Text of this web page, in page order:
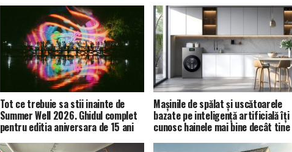
Tot ce trebuie sa stii inainte de
Summer Well 2026. Ghidul complet
pentru editia aniversara de 15 ani
Mașinile de spălat și uscătoarele
bazate pe inteligență artificială îți
cunosc hainele mai bine decât tine